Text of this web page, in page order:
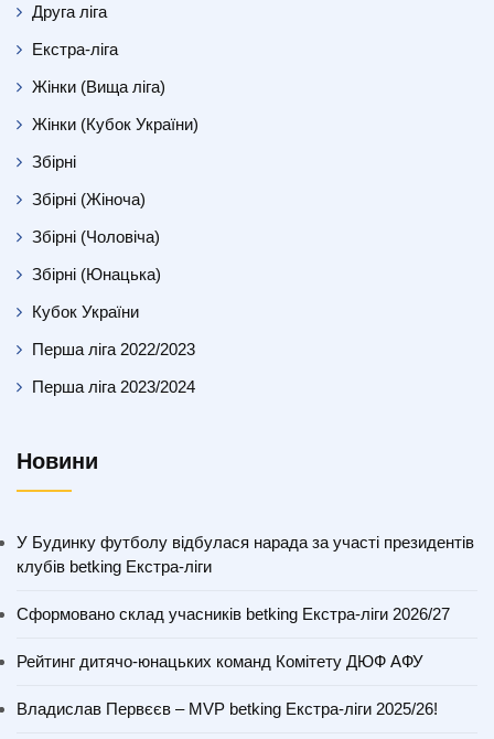
Друга ліга
Екстра-ліга
Жінки (Вища ліга)
Жінки (Кубок України)
Збірні
Збірні (Жіноча)
Збірні (Чоловіча)
Збірні (Юнацька)
Кубок України
Перша ліга 2022/2023
Перша ліга 2023/2024
Новини
У Будинку футболу відбулася нарада за участі президентів
клубів betking Екстра-ліги
Сформовано склад учасників betking Екстра-ліги 2026/27
Рейтинг дитячо-юнацьких команд Комітету ДЮФ АФУ
Владислав Первєєв – MVP betking Екстра-ліги 2025/26!